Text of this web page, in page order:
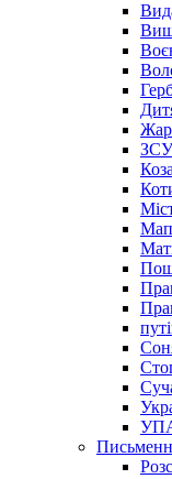
ЗСУ